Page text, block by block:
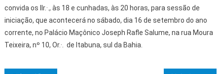
convida os IIr.·., às 18 e cunhadas, às 20 horas, para sessão de
iniciação, que acontecerá no sábado, dia 16 de setembro do ano
corrente, no Palácio Maçônico Joseph Rafle Salume, na rua Moura
Teixeira, nº 10, Or.·. de Itabuna, sul da Bahia.